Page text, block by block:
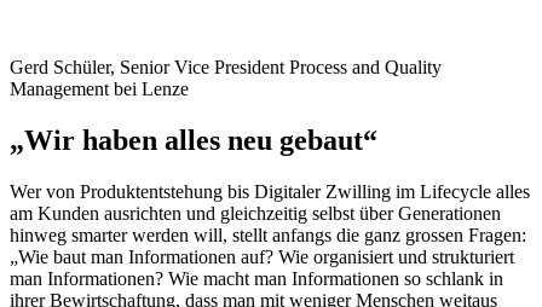
Gerd Schüler, Senior Vice President Process and Quality
Management bei Lenze
„Wir haben alles neu gebaut“
Wer von Produktentstehung bis Digitaler Zwilling im Lifecycle alles
am Kunden ausrichten und gleichzeitig selbst über Generationen
hinweg smarter werden will, stellt anfangs die ganz grossen Fragen:
„Wie baut man Informationen auf? Wie organisiert und strukturiert
man Informationen? Wie macht man Informationen so schlank in
ihrer Bewirtschaftung, dass man mit weniger Menschen weitaus